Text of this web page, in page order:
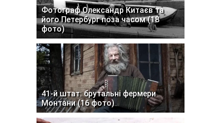
Фотограф Олександр Китаєв та
його Петербург поза часом (18
фото)
41-й штат: брутальні фермери
Монтани (16 фото)